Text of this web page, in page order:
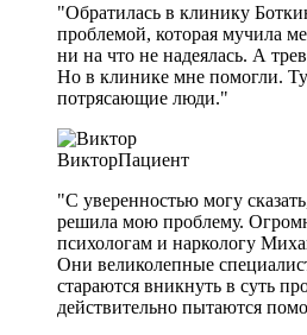
"Обратилась в клинику
проблемой, которая мучила
ни на что не надеялась. А
Но в клинике мне помогли.
потрясающие люди."
ВикторПациент
"С уверенностью могу
решила мою проблему.
психологам и наркологу
Они великолепные
стараются вникнуть в суть
действительно пытаются